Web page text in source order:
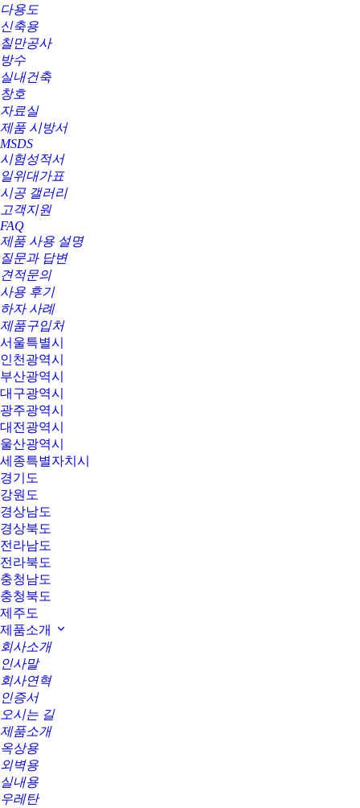
다용도
신축용
칠만공사
방수
실내건축
창호
자료실
제품 시방서
MSDS
시험성적서
일위대가표
시공 갤러리
고객지원
FAQ
제품 사용 설명
질문과 답변
견적문의
사용 후기
하자 사례
제품구입처
서울특별시
인천광역시
부산광역시
대구광역시
광주광역시
대전광역시
울산광역시
세종특별자치시
경기도
강원도
경상남도
경상북도
전라남도
전라북도
충청남도
충청북도
제주도
제품소개
회사소개
인사말
회사연혁
인증서
오시는 길
제품소개
옥상용
외벽용
실내용
우레탄